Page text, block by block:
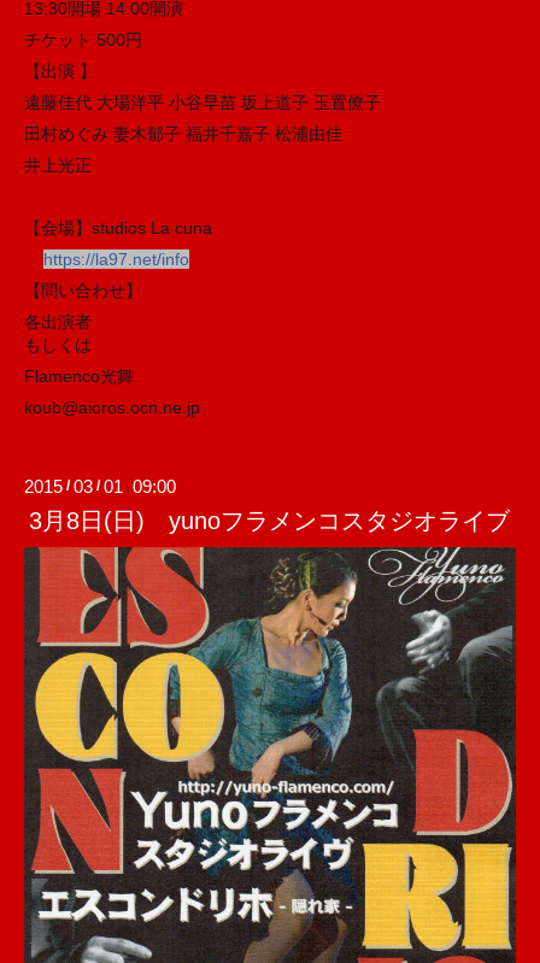
13:30開場 14:00開演
チケット 500円
【出演 】
遠藤佳代 大場洋平 小谷早苗 坂上道子 玉置僚子
田村めぐみ 妻木郁子 福井千嘉子 松浦由佳
井上光正
【会場】studios La cuna
https://la97.net/info
【問い合わせ】
各出演者
もしくは
Flamenco光舞
koub@aioros.ocn.ne.jp
2015 /03 /01 09:00
3月8日(日) yunoフラメンコスタジオライブ